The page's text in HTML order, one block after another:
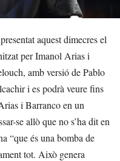
aquest dimecres el
per Imanol Arias i
amb versió de Pablo
i es podrà veure fins
i Barranco en un
se allò que no s’ha dit en
“que és una bomba de
tot. Això genera